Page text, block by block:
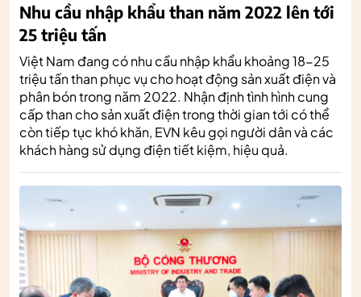
Nhu cầu nhập khẩu than năm 2022 lên tới
25 triệu tấn
Việt Nam đang có nhu cầu nhập khẩu khoảng 18-25
triệu tấn than phục vụ cho hoạt động sản xuất điện và
phân bón trong năm 2022. Nhận định tình hình cung
cấp than cho sản xuất điện trong thời gian tới có thể
còn tiếp tục khó khăn, EVN kêu gọi người dân và các
khách hàng sử dụng điện tiết kiệm, hiệu quả.